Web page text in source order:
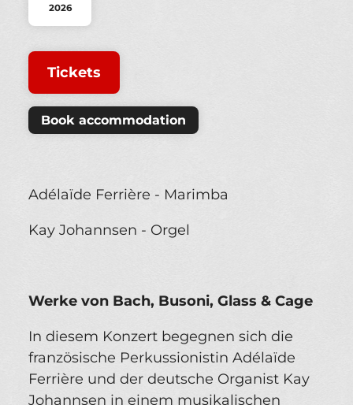
2026
Tickets
Book accommodation
Adélaïde Ferrière - Marimba
Kay Johannsen - Orgel
Werke von Bach, Busoni, Glass & Cage
In diesem Konzert begegnen sich die
französische Perkussionistin Adélaïde
Ferrière und der deutsche Organist Kay
Johannsen in einem musikalischen